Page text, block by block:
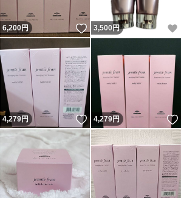
いいね！
6,200円 いいね！
3,500 円
いいね！
4,279円 いいね！
4,279円